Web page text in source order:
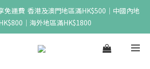
免運費  香港及澳門地區滿HK$500｜中國內地
｜海外地區滿HK$1800